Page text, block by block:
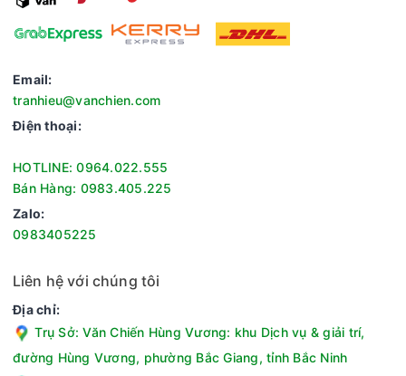
Email:
tranhieu@vanchien.com
Điện thoại:
HOTLINE: 0964.022.555
Bán Hàng: 0983.405.225
Zalo:
0983405225
Liên hệ với chúng tôi
Địa chỉ:
Trụ Sở: Văn Chiến Hùng Vương: khu Dịch vụ & giải trí,
đường Hùng Vương, phường Bắc Giang, tỉnh Bắc Ninh